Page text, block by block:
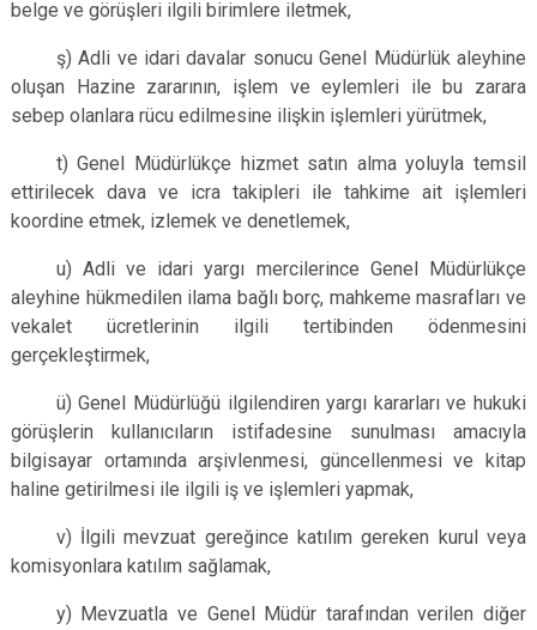
belge ve görüşleri ilgili birimlere iletmek,
ş) Adli ve idari davalar sonucu Genel Müdürlük aleyhine
oluşan Hazine zararının, işlem ve eylemleri ile bu zarara
sebep olanlara rücu edilmesine ilişkin işlemleri yürütmek,
t) Genel Müdürlükçe hizmet satın alma yoluyla temsil
ettirilecek dava ve icra takipleri ile tahkime ait işlemleri
koordine etmek, izlemek ve denetlemek,
u) Adli ve idari yargı mercilerince Genel Müdürlükçe
aleyhine hükmedilen ilama bağlı borç, mahkeme masrafları ve
vekalet ücretlerinin ilgili tertibinden ödenmesini
gerçekleştirmek,
ü) Genel Müdürlüğü ilgilendiren yargı kararları ve hukuki
görüşlerin kullanıcıların istifadesine sunulması amacıyla
bilgisayar ortamında arşivlenmesi, güncellenmesi ve kitap
haline getirilmesi ile ilgili iş ve işlemleri yapmak,
v) İlgili mevzuat gereğince katılım gereken kurul veya
komisyonlara katılım sağlamak,
y) Mevzuatla ve Genel Müdür tarafından verilen diğer